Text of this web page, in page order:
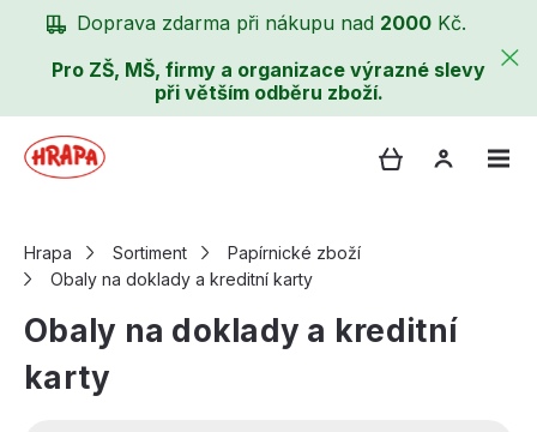
Doprava zdarma při nákupu nad 2000 Kč.
Pro ZŠ, MŠ, firmy a organizace výrazné slevy
při větším odběru zboží.
Hrapa Sortiment
Papírnické zboží
Obaly na doklady a kreditní karty
Obaly na doklady a kreditní
karty